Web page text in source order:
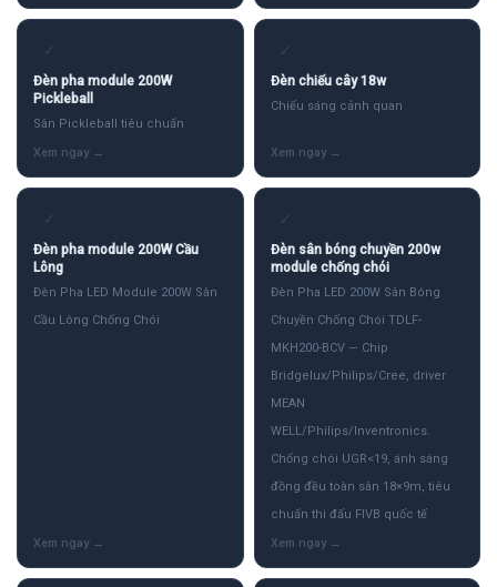
✓
Đèn pha module 200W
Pickleball
Sân Pickleball tiêu chuẩn
✓
Đèn chiếu cây 18w
Chiếu sáng cảnh quan
✓
Đèn pha module 200W Cầu
Lông
Đèn Pha LED Module 200W Sân
Cầu Lông Chống Chói
✓
Đèn sân bóng chuyền 200w
module chống chói
Đèn Pha LED 200W Sân Bóng
Chuyền Chống Chói TDLF-
MKH200-BCV — Chip
Bridgelux/Philips/Cree, driver
MEAN
WELL/Philips/Inventronics.
Chống chói UGR<19, ánh sáng
đồng đều toàn sân 18×9m, tiêu
chuẩn thi đấu FIVB quốc tế